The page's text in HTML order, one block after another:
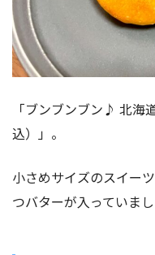
「ブンブンブン♪ 北海
込）」。
小さめサイズのスイー
つバターが入っていまし